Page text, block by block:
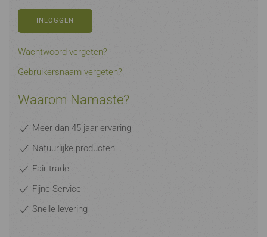
INLOGGEN
Wachtwoord vergeten?
Gebruikersnaam vergeten?
Waarom Namaste?
Meer dan 45 jaar ervaring
Natuurlijke producten
Fair trade
Fijne Service
Snelle levering